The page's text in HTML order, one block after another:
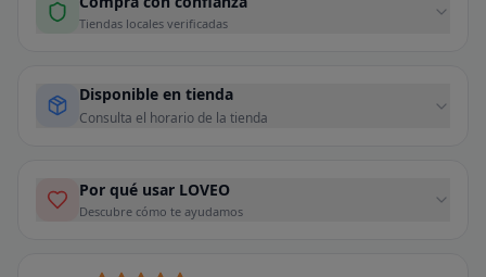
Tiendas locales verificadas
Disponible en tienda
Consulta el horario de la tienda
Por qué usar LOVEO
Descubre cómo te ayudamos